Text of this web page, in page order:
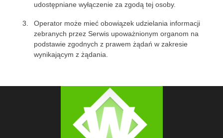
udostępniane wyłączenie za zgodą tej osoby.
Operator może mieć obowiązek udzielania informacji
zebranych przez Serwis upoważnionym organom na
podstawie zgodnych z prawem żądań w zakresie
wynikającym z żądania.